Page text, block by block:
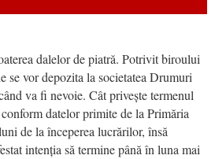
dalelor de piatră. Potrivit biroului
se vor depozita la societatea Drumuri
va fi nevoie. Cât privește termenul
datelor primite de la Primăria
de la începerea lucrărilor, însă
intenția să termine până în luna mai